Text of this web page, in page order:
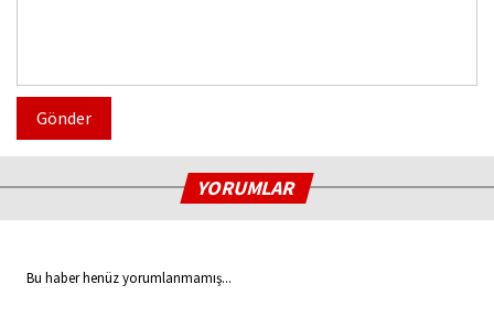
Gönder
YORUMLAR
Bu haber henüz yorumlanmamış...